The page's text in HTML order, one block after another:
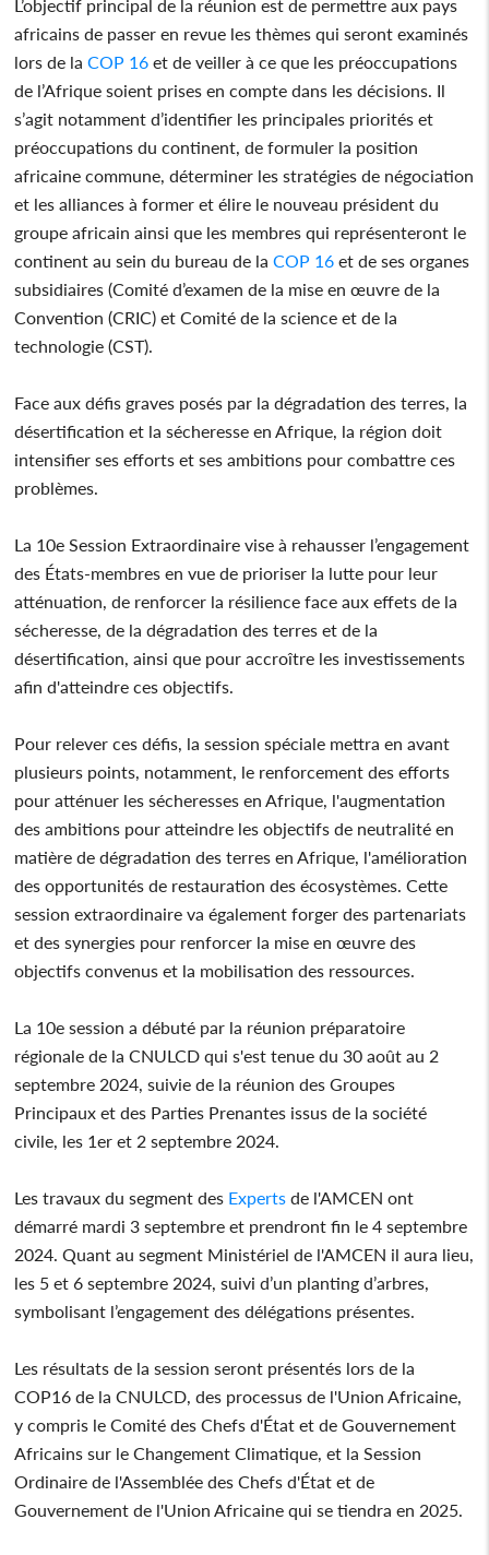
L’objectif principal de la réunion est de permettre aux pays
africains de passer en revue les thèmes qui seront examinés
lors de la COP 16 et de veiller à ce que les préoccupations
de l’Afrique soient prises en compte dans les décisions. Il
s’agit notamment d’identifier les principales priorités et
préoccupations du continent, de formuler la position
africaine commune, déterminer les stratégies de négociation
et les alliances à former et élire le nouveau président du
groupe africain ainsi que les membres qui représenteront le
continent au sein du bureau de la COP 16 et de ses organes
subsidiaires (Comité d’examen de la mise en œuvre de la
Convention (CRIC) et Comité de la science et de la
technologie (CST).
Face aux défis graves posés par la dégradation des terres, la
désertification et la sécheresse en Afrique, la région doit
intensifier ses efforts et ses ambitions pour combattre ces
problèmes.
La 10e Session Extraordinaire vise à rehausser l’engagement
des États-membres en vue de prioriser la lutte pour leur
atténuation, de renforcer la résilience face aux effets de la
sécheresse, de la dégradation des terres et de la
désertification, ainsi que pour accroître les investissements
afin d'atteindre ces objectifs.
Pour relever ces défis, la session spéciale mettra en avant
plusieurs points, notamment, le renforcement des efforts
pour atténuer les sécheresses en Afrique, l'augmentation
des ambitions pour atteindre les objectifs de neutralité en
matière de dégradation des terres en Afrique, l'amélioration
des opportunités de restauration des écosystèmes. Cette
session extraordinaire va également forger des partenariats
et des synergies pour renforcer la mise en œuvre des
objectifs convenus et la mobilisation des ressources.
La 10e session a débuté par la réunion préparatoire
régionale de la CNULCD qui s'est tenue du 30 août au 2
septembre 2024, suivie de la réunion des Groupes
Principaux et des Parties Prenantes issus de la société
civile, les 1er et 2 septembre 2024.
Les travaux du segment des Experts de l'AMCEN ont
démarré mardi 3 septembre et prendront fin le 4 septembre
2024. Quant au segment Ministériel de l'AMCEN il aura lieu,
les 5 et 6 septembre 2024, suivi d’un planting d’arbres,
symbolisant l’engagement des délégations présentes.
Les résultats de la session seront présentés lors de la
COP16 de la CNULCD, des processus de l'Union Africaine,
y compris le Comité des Chefs d'État et de Gouvernement
Africains sur le Changement Climatique, et la Session
Ordinaire de l'Assemblée des Chefs d'État et de
Gouvernement de l'Union Africaine qui se tiendra en 2025.